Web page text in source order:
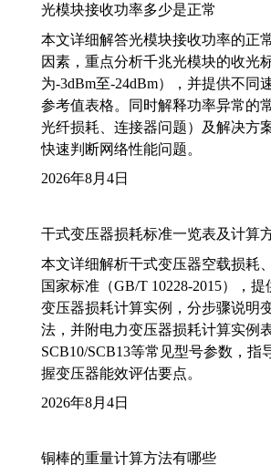
光模块接收功率多少是正常
本文详细解答光模块接收功率的正
因素，重点分析千兆光模块的收光
为-3dBm至-24dBm），并提供不同
参考值表格。同时解释功率异常的
光纤损耗、连接器问题）及解决方
快速判断网络性能问题。
2026年8月4日
干式变压器损耗标准一览表及计算
本文详细解析干式变压器空载损耗
国家标准（GB/T 10228-2015），提
变压器损耗计算实例，分步骤说明
法，并附电力变压器损耗计算实例
SCB10/SCB13等常见型号参数，指
握变压器能效评估要点。
2026年8月4日
铜棒的重量计算方法有哪些